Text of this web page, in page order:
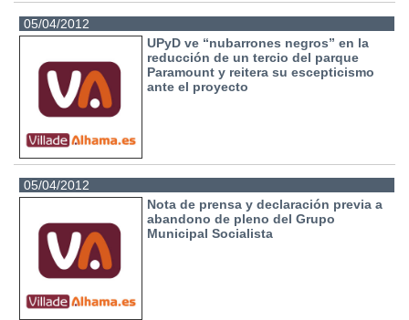
05/04/2012
UPyD ve “nubarrones negros” en la
reducción de un tercio del parque
Paramount y reitera su escepticismo
ante el proyecto
05/04/2012
Nota de prensa y declaración previa a
abandono de pleno del Grupo
Municipal Socialista